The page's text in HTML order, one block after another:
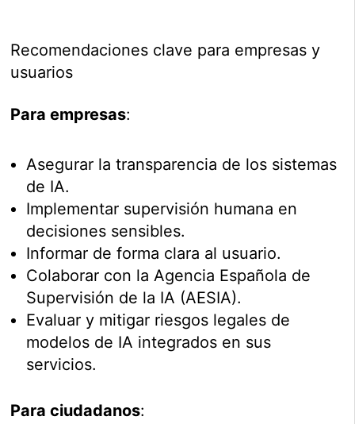
Recomendaciones clave para empresas y
usuarios
Para empresas:
Asegurar la transparencia de los sistemas
de IA.
Implementar supervisión humana en
decisiones sensibles.
Informar de forma clara al usuario.
Colaborar con la Agencia Española de
Supervisión de la IA (AESIA).
Evaluar y mitigar riesgos legales de
modelos de IA integrados en sus
servicios.
Para ciudadanos: